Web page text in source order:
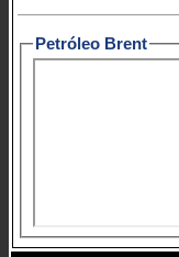
Petróleo Brent